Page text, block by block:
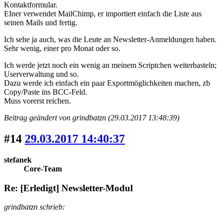
Kontaktformular.
EIner verwendet MailChimp, er importiert einfach die Liste aus
seinen Mails und fertig.
Ich sehe ja auch, was die Leute an Newsletter-Anmeldungen haben.
Sehr wenig, einer pro Monat oder so.
Ich werde jetzt noch ein wenig an meinem Scriptchen weiterbasteln;
Userverwaltung und so.
Dazu werde ich einfach ein paar Exportmöglichkeiten machen, zb
Copy/Paste ins BCC-Feld.
Muss vorerst reichen.
Beitrag geändert von grindbatzn (29.03.2017 13:48:39)
#14 29.03.2017 14:40:37
stefanek
Core-Team
Re: [Erledigt] Newsletter-Modul
grindbatzn schrieb: